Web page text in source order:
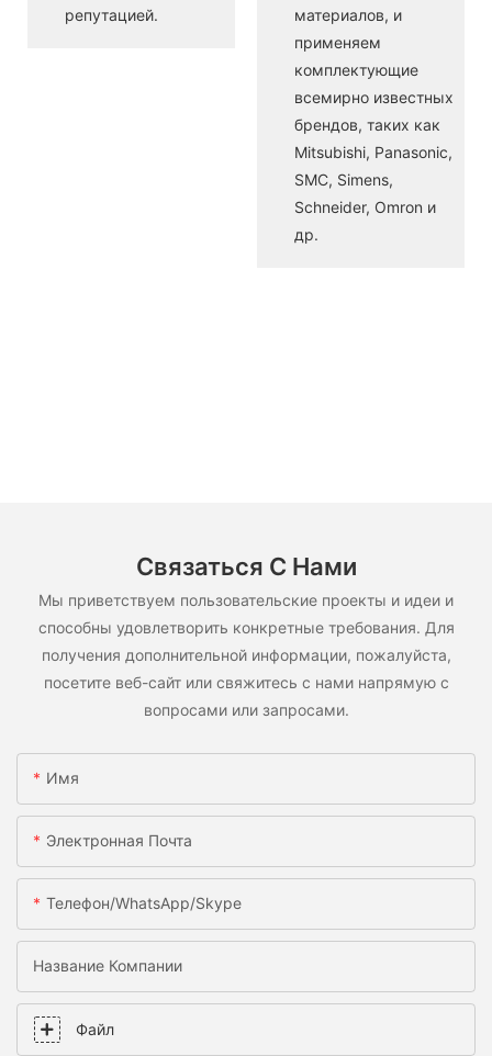
репутацией.
материалов, и
применяем
комплектующие
всемирно известных
брендов, таких как
Mitsubishi, Panasonic,
SMC, Simens,
Schneider, Omron и
др.
Связаться С Нами
Мы приветствуем пользовательские проекты и идеи и
способны удовлетворить конкретные требования. Для
получения дополнительной информации, пожалуйста,
посетите веб-сайт или свяжитесь с нами напрямую с
вопросами или запросами.
Имя
Электронная Почта
Телефон/WhatsApp/Skype
Название Компании
Файл